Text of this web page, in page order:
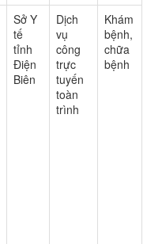
Sở Y
tế
tỉnh
Điện
Biên
Dịch
vụ
công
trực
tuyến
toàn
trình
Khám
bệnh,
chữa
bệnh